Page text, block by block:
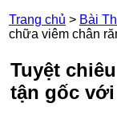
Trang chủ > Bài
chữa viêm chân
Tuyệt
tận gốc